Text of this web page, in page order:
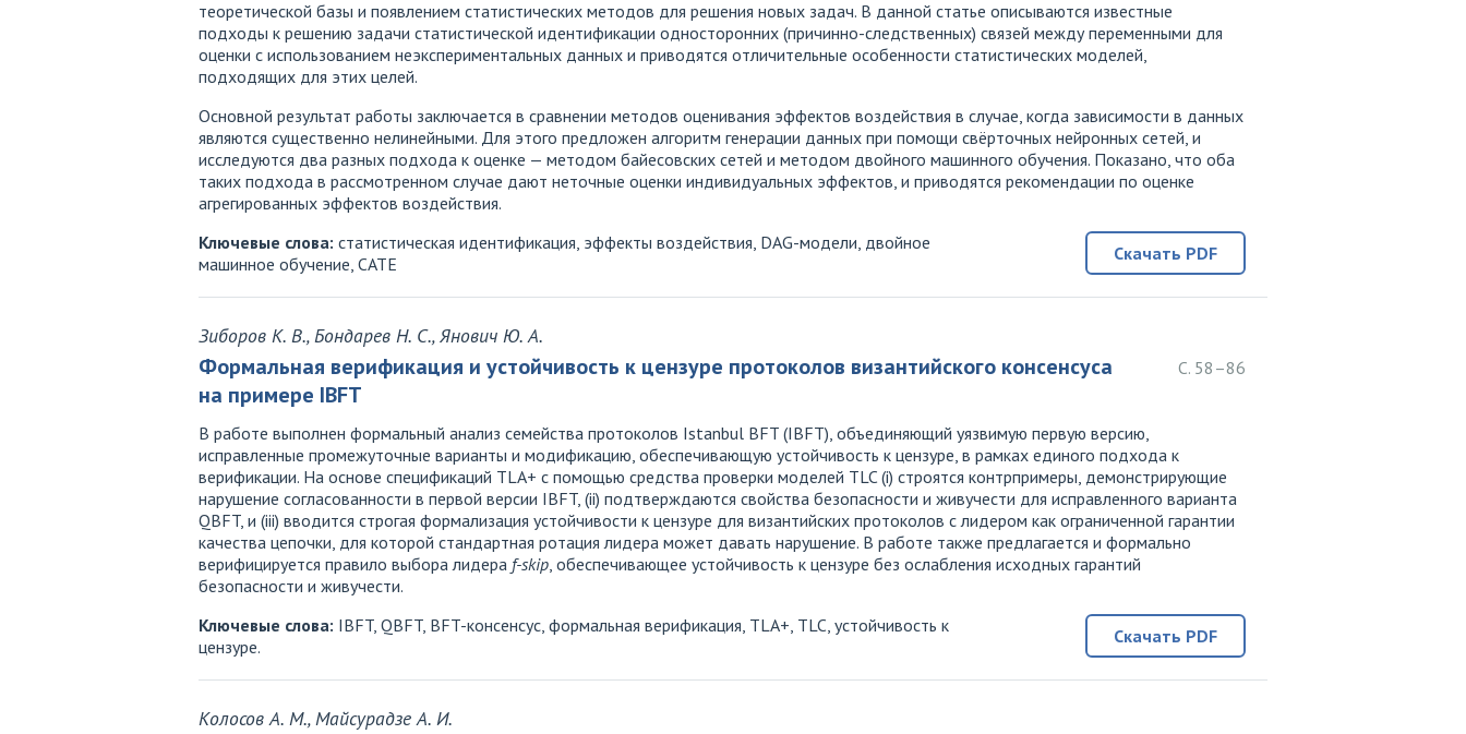
теоретической базы и появлением статистических методов для решения новых задач. В данной статье описываются известные
подходы к решению задачи статистической идентификации односторонних (причинно-следственных) связей между переменными для
оценки с использованием неэкспериментальных данных и приводятся отличительные особенности статистических моделей,
подходящих для этих целей.
Основной результат работы заключается в сравнении методов оценивания эффектов воздействия в случае, когда зависимости в данных
являются существенно нелинейными. Для этого предложен алгоритм генерации данных при помощи свёрточных нейронных сетей, и
исследуются два разных подхода к оценке — методом байесовских сетей и методом двойного машинного обучения. Показано, что оба
таких подхода в рассмотренном случае дают неточные оценки индивидуальных эффектов, и приводятся рекомендации по оценке
агрегированных эффектов воздействия.
Ключевые слова: статистическая идентификация, эффекты воздействия, DAG-модели, двойное
машинное обучение, CATE
Скачать PDF
Зиборов К. В., Бондарев Н. С., Янович Ю. А.
Формальная верификация и устойчивость к цензуре протоколов византийского консенсуса
на примере IBFT
С. 58–86
В работе выполнен формальный анализ семейства протоколов Istanbul BFT (IBFT), объединяющий уязвимую первую версию,
исправленные промежуточные варианты и модификацию, обеспечивающую устойчивость к цензуре, в рамках единого подхода к
верификации. На основе спецификаций TLA+ с помощью средства проверки моделей TLC (i) строятся контрпримеры, демонстрирующие
нарушение согласованности в первой версии IBFT, (ii) подтверждаются свойства безопасности и живучести для исправленного варианта
QBFT, и (iii) вводится строгая формализация устойчивости к цензуре для византийских протоколов с лидером как ограниченной гарантии
качества цепочки, для которой стандартная ротация лидера может давать нарушение. В работе также предлагается и формально
верифицируется правило выбора лидера f-skip, обеспечивающее устойчивость к цензуре без ослабления исходных гарантий
безопасности и живучести.
Ключевые слова: IBFT, QBFT, BFT-консенсус, формальная верификация, TLA+, TLC, устойчивость к
цензуре.
Скачать PDF
Колосов А. М., Майсурадзе А. И.